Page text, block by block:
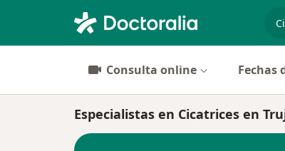
Consulta online Fechas
Especialistas en Cicatrices en